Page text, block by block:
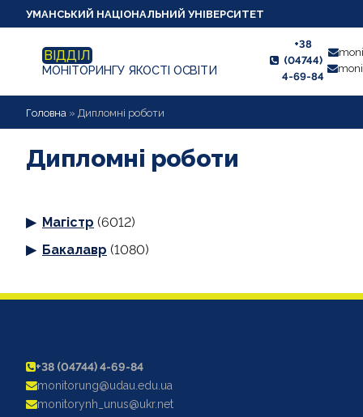
УМАНСЬКИЙ НАЦІОНАЛЬНИЙ УНІВЕРСИТЕТ
ВІДДІЛ
МОНІТОРИНГУ ЯКОСТІ ОСВІТИ
+38
(04744)
4-69-84
НОВИНИ
ПРО ВІДДІЛ
ВИКЛАДАЧУ
АНКЕТУВАННЯ
ДИПЛОМНІ РОБОТИ
АКРЕДИТАЦІЙНІ ЕКСПЕРТИЗИ
АКАДЕМІЧНА ДОБРОЧЕСНІСТЬ
Головна » Дипломні роботи
Дипломні роботи
Магістр (6012)
Бакалавр (1080)
+38 (04744) 4-69-84
monitorung@udau.edu.ua
monitorynh_unus@ukr.net